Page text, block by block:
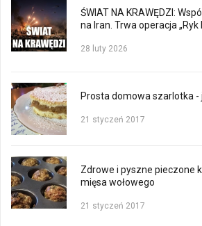
ŚWIAT NA KRAWĘDZI:
na Iran. Trwa operacja „Ryk
28 luty 2026
Prosta domowa szarlotka -
21 styczeń 2017
Zdrowe i pyszne pieczone
mięsa wołowego
21 styczeń 2017